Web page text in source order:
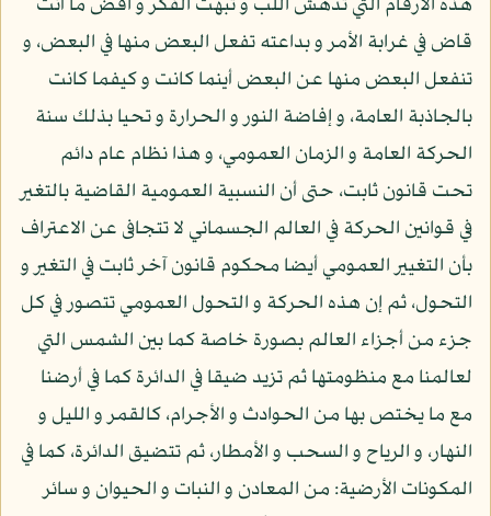
هذه الأرقام التي تدهش اللب و تبهت الفكر و اقض ما أنت
قاض في غرابة الأمر و بداعته تفعل البعض منها في البعض، و
تنفعل البعض منها عن البعض أينما كانت و كيفما كانت
بالجاذبة العامة، و إفاضة النور و الحرارة و تحيا بذلك سنة
الحركة العامة و الزمان العمومي، و هذا نظام عام دائم
تحت قانون ثابت، حتى أن النسبية العمومية القاضية بالتغير
في قوانين الحركة في العالم الجسماني لا تتجافى عن الاعتراف
بأن التغيير العمومي أيضا محكوم قانون آخر ثابت في التغير و
التحول، ثم إن هذه الحركة و التحول العمومي تتصور في كل
جزء من أجزاء العالم بصورة خاصة كما بين الشمس التي
لعالمنا مع منظومتها ثم تزيد ضيقا في الدائرة كما في أرضنا
مع ما يختص بها من الحوادث و الأجرام، كالقمر و الليل و
النهار، و الرياح و السحب و الأمطار، ثم تتضيق الدائرة، كما في
المكونات الأرضية: من المعادن و النبات و الحيوان و سائر